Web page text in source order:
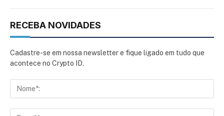
RECEBA NOVIDADES
Cadastre-se em nossa newsletter e fique ligado em tudo que
acontece no Crypto ID.